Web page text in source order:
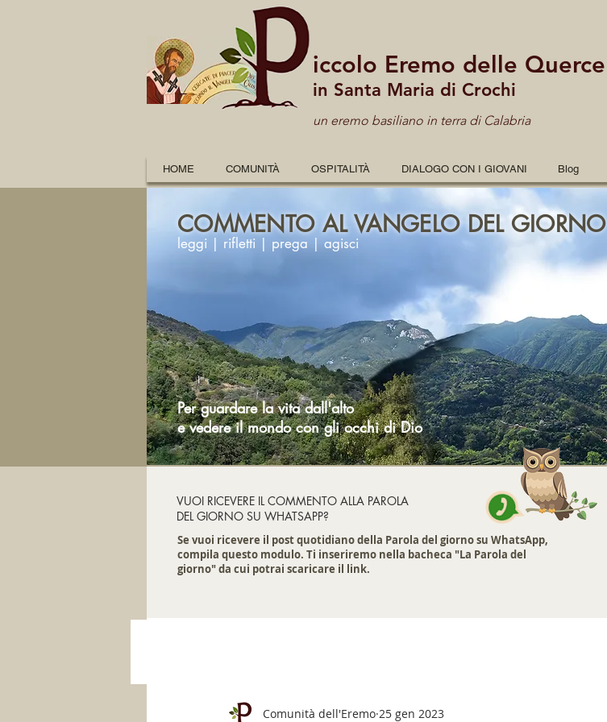
iccolo Eremo delle Querce
in Santa Maria di Crochi
un eremo basiliano in terra di Calabria
HOME COMUNITÀ OSPITALITÀ DIALOGO CON I GIOVANI Blog
Per guardare la vita dall'alto
e vedere il mondo con gli occhi di Dio
COMMENTO AL VANGELO DEL GIORNO
leggi | rifletti | prega | agisci
VUOI RICEVERE IL COMMENTO ALLA PAROLA
DEL GIORNO SU WHATSAPP?
Se vuoi ricevere il post quotidiano della Parola del giorno su WhatsApp,
compila questo modulo. Ti inseriremo nella bacheca "La Parola del
giorno" da cui potrai scaricare il link.
Comunità dell'Eremo 25 gen 2023